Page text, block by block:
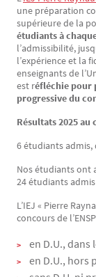
une préparation
supérieure de la
étudiants à
l’admissibilité,
l’expérience et la
enseignants de
est réfléchie pour
progressive du
Résultats 2025
6 étudiants admis,
Nos étudiants ont
24 étudiants
L’IEJ « Pierre
concours de
en D.U., dans
en D.U., hors